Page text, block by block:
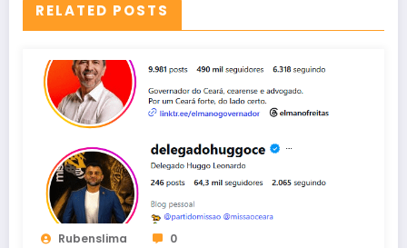
RELATED POSTS
Rubenslima 0